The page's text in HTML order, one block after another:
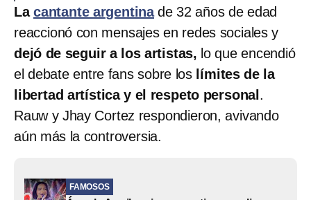
Lacantante argentinade 32 años de edad
reaccionó con mensajes en redes sociales y
dejó de seguir a los artistas, lo que encendió
el debate entre fans sobre los límites de la
libertad artística y el respeto personal .
Rauw y Jhay Cortez respondieron, avivando
aún más la controversia.
FAMOSOS